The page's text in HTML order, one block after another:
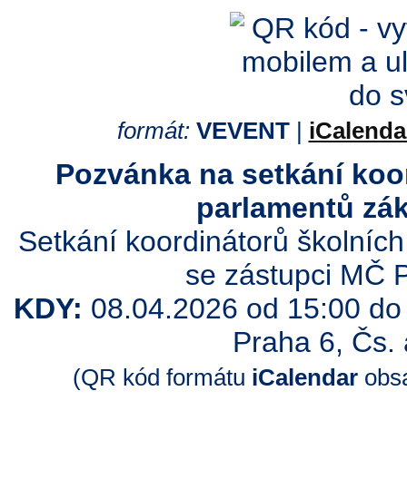
formát: VEVENT|
Pozvánka na setkání
parlamentů
Setkání koordinátorů
se zástupci MČ
KDY: 08.04.2026 od 15:00
Praha 6, Čs.
(QR kód formátu iCalendar